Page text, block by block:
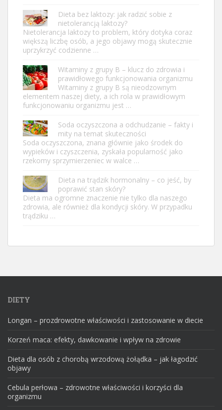
Dieta bez laktozy: jak radzić sobie z
nietolerancją laktozy?
Nietolerancja laktozy to problem, który dotyka coraz
większą liczbę osób, a jego objawy mogą skutecznie
uprzykrzyć codzienne …
Witaminy z grupy B – klucz do zdrowia i
prawidłowego funkcjonowania organizmu
Witaminy z grupy B są nieodzownym
elementem naszej diety, a ich rola w prawidłowym
funkcjonowaniu organizmu jest …
Soda oczyszczona a odchudzanie – fakty i
mity na temat skuteczności
Soda oczyszczona, znana głównie jako środek do
wypieków i czyszczenia, zyskała popularność jako
rzekomy sprzymierzeniec w walce …
Dieta na trądzik hormonalny – co jeść, by
poprawić stan skóry?
Dieta ma ogromne znaczenie nie tylko dla naszego
zdrowia, ale również dla kondycji skóry. W przypadku
trądziku …
DIETY
Longan – prozdrowotne właściwości i zastosowanie w diecie
Korzeń maca: efekty, dawkowanie i wpływ na zdrowie
Dieta dla osób z chorobą wrzodową żołądka – jak łagodzić
objawy
Cebula perłowa – zdrowotne właściwości i korzyści dla
organizmu